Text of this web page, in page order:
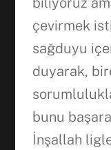
çevirmek
sağduyu
duyarak,
bunu
İnşallah